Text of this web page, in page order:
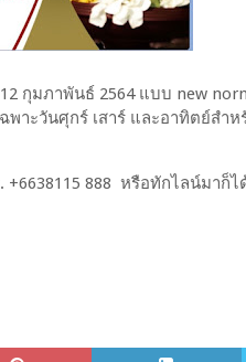
กุมภาพันธ์ 2564 แบบ new
พาะวันศุกร์ เสาร์ และอาทิตย์สำ
+6638115 888 หรือทักไลน์มาก็ไ